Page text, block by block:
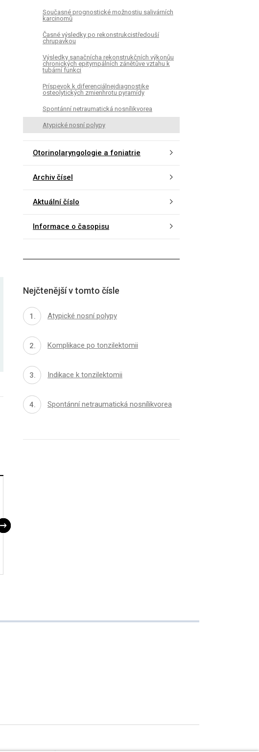
Současné prognostické možnostiu salivárních
karcinomů
Časné výsledky po rekonstrukcistředouší
chrupavkou
Výsledky sanačnícha rekonstrukčních výkonůu
chronických epitympálních zánětůve vztahu k
tubární funkci
Príspevok k diferenciálnejdiagnostike
osteolytických zmienhrotu pyramídy
Spontánní netraumatická nosnílikvorea
Atypické nosní polypy
Otorinolaryngologie a foniatrie
Archiv čísel
Aktuální číslo
Informace o časopisu
Nejčtenější v tomto čísle
Atypické nosní polypy
Komplikace po tonzilektomii
Indikace k tonzilektomii
Spontánní netraumatická nosnílikvorea